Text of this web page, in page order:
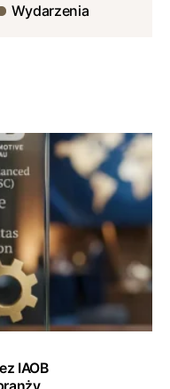
Wydarzenia
IAOB